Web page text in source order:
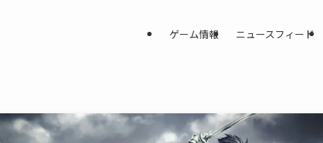
ゲーム情報 ニュースフィード